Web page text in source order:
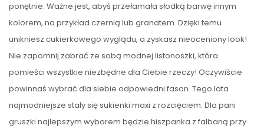
ponętnie. Ważne jest, abyś przełamała słodką barwę innym
kolorem, na przykład czernią lub granatem. Dzięki temu
unikniesz cukierkowego wyglądu, a zyskasz nieoceniony look!
Nie zapomnij zabrać ze sobą modnej listonoszki, która
pomieści wszystkie niezbędne dla Ciebie rzeczy! Oczywiście
powinnaś wybrać dla siebie odpowiedni fason. Tego lata
najmodniejsze stały się sukienki maxi z rozcięciem. Dla pani
gruszki najlepszym wyborem będzie hiszpanka z falbaną przy